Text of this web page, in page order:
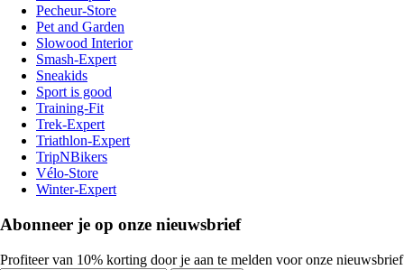
Pecheur-Store
Pet and Garden
Slowood Interior
Smash-Expert
Sneakids
Sport is good
Training-Fit
Trek-Expert
Triathlon-Expert
TripNBikers
Vélo-Store
Winter-Expert
Abonneer je op onze nieuwsbrief
Profiteer van 10% korting door je aan te melden voor onze nieuwsbrief